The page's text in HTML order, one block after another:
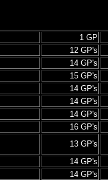
1 GP
12 GP's
14 GP's
15 GP's
14 GP's
14 GP's
14 GP's
16 GP's
13 GP's
14 GP's
14 GP's